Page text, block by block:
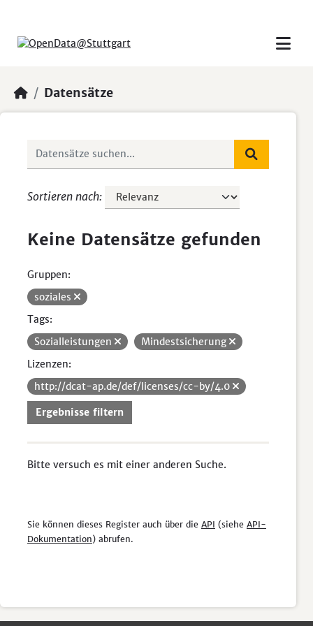
Datensätze
Sortieren nach
Keine Datensätze gefunden
Gruppen:
soziales
Tags:
Sozialleistungen
Mindestsicherung
Lizenzen:
http://dcat-ap.de/def/licenses/cc-by/4.0
Ergebnisse filtern
Bitte versuch es mit einer anderen Suche.
Sie können dieses Register auch über die API (siehe API-
Dokumentation) abrufen.